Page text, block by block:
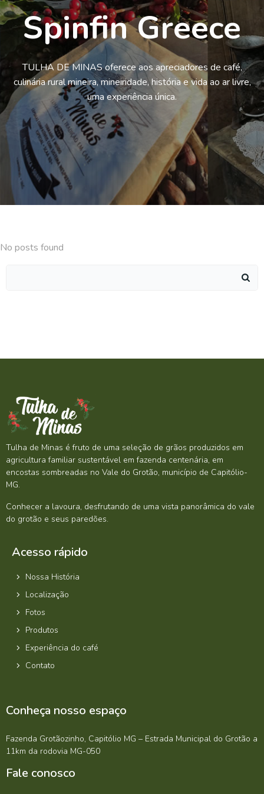
Spinfin Greece
TULHA DE MINAS oferece aos apreciadores de café,
culinária rural mineira, mineiridade, história e vida ao ar livre,
uma experiência única.
No posts found
Tulha de Minas é fruto de uma seleção de grãos produzidos em
agricultura familiar sustentável em fazenda centenária, em
encostas sombreadas no Vale do Grotão, município de Capitólio-
MG.
Conhecer a lavoura, desfrutando de uma vista panorâmica do vale
do grotão e seus paredões.
Acesso rápido
Nossa História
Localização
Fotos
Produtos
Experiência do café
Contato
Conheça nosso espaço
Fazenda Grotãozinho, Capitólio MG – Estrada Municipal do Grotão a
11km da rodovia MG-050
Fale conosco